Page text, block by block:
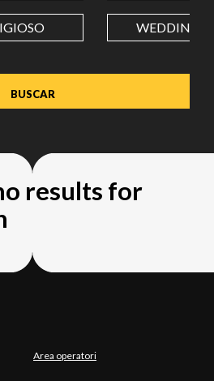
Use dot (.) as decimal separator.
WEDDING
results for
Area operatori